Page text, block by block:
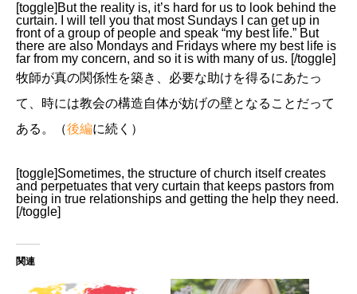
[toggle]But the reality is, it’s hard for us to look behind the
curtain. I will tell you that most Sundays I can get up in
front of a group of people and speak “my best life.” But
there are also Mondays and Fridays where my best life is
far from my concern, and so it is with many of us. [/toggle]
牧師が真の関係性を築き、必要な助けを得るにあたっ
て、時には教会の構造自体が妨げの壁となることだって
ある。（後編に続く）
[toggle]Sometimes, the structure of church itself creates
and perpetuates that very curtain that keeps pastors from
being in true relationships and getting the help they need.
[/toggle]
関連